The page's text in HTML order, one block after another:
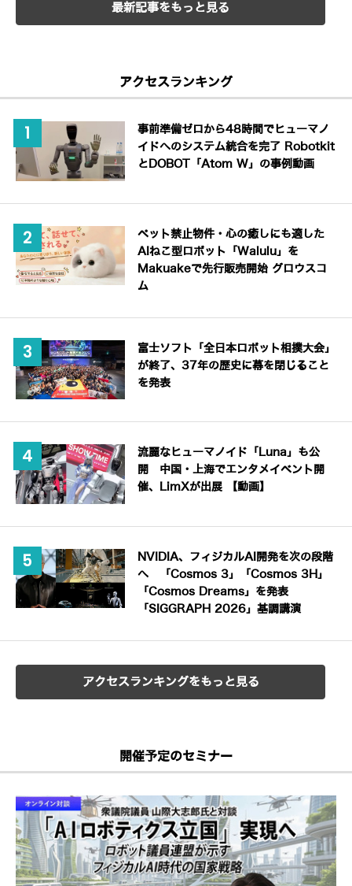
最新記事をもっと見る
アクセスランキング
事前準備ゼロから48時間でヒューマノ
イドへのシステム統合を完了 Robotkit
とDOBOT「Atom W」の事例動画
ペット禁止物件・心の癒しにも適した
AIねこ型ロボット「Walulu」を
Makuakeで先行販売開始 グロウスコ
ム
富士ソフト「全日本ロボット相撲大会」
が終了、37年の歴史に幕を閉じること
を発表
流麗なヒューマノイド「Luna」も公
開 中国・上海でエンタメイベント開
催、LimXが出展 【動画】
NVIDIA、フィジカルAI開発を次の段階
へ 「Cosmos 3」「Cosmos 3H」
「Cosmos Dreams」を発表
「SIGGRAPH 2026」基調講演
アクセスランキングをもっと見る
開催予定のセミナー